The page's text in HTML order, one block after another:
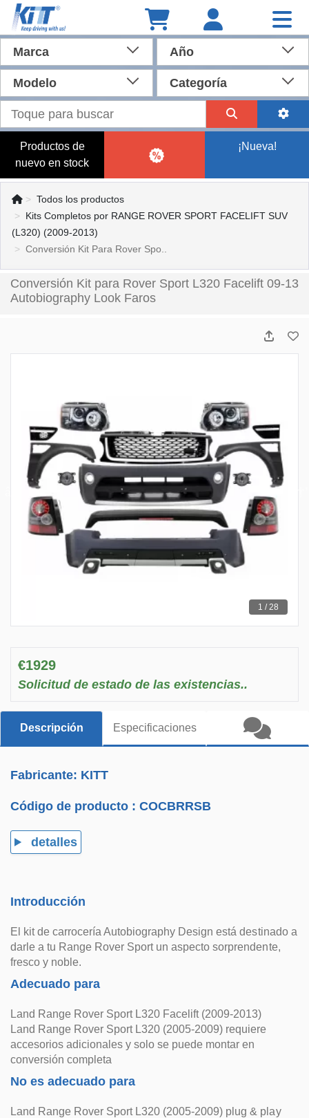
Marca Año
Modelo Categoría
Productos de
nuevo en stock
¡Nueva!
Todos los productos
Kits Completos por RANGE ROVER SPORT FACELIFT SUV
(L320) (2009-2013)
Conversión Kit Para Rover Spo..
Conversión Kit para Rover Sport L320 Facelift 09-13
Autobiography Look Faros
1 / 28
€1929
Solicitud de estado de las existencias..
Descripción Especificaciones
Fabricante: KITT
Código de producto :COCBRRSB
detalles
Introducción
El kit de carrocería Autobiography Design está destinado a
darle a tu Range Rover Sport un aspecto sorprendente,
fresco y noble.
Adecuado para
Land Range Rover Sport L320 Facelift (2009-2013)
Land Range Rover Sport L320 (2005-2009) requiere
accesorios adicionales y solo se puede montar en
conversión completa
No es adecuado para
Land Range Rover Sport L320 (2005-2009) plug & play